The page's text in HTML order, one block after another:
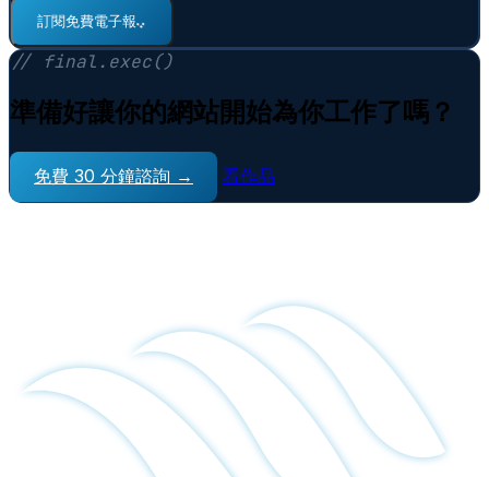
訂閱免費電子報⠋
// final.exec()
準備好讓你的網站開始為你工作了嗎？
免費 30 分鐘諮詢 → 看作品